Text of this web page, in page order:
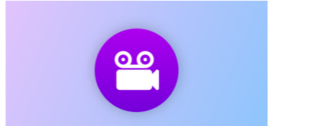
教你3步做出东京奥运会